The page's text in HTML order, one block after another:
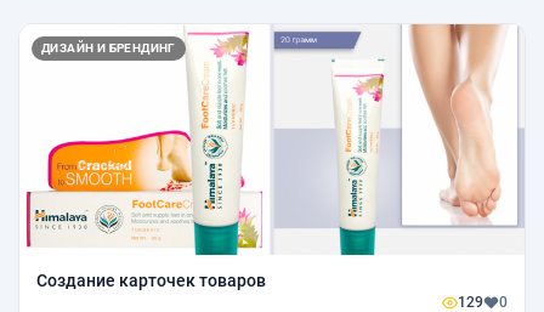
ДИЗАЙН И БРЕНДИНГ
Создание карточек товаров
129 0